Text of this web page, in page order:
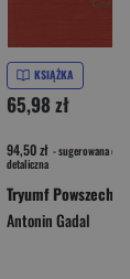
KSIĄŻKA
65,98 zł
94,50 zł - sugerowana cena
detaliczna
Antonin Gadal